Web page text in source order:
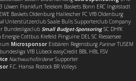
Löwen Frankfurt Telekom Baskets Bonn ERC Ingolstadt
Baskets Oldenburg Hallescher FC VfB Oldenburg
Unterstützerclub Saale Bulls Supporterclub Company
Bundesligaclub Small Budget-SponsoringSC DHfK
Energie Cottbus Krefeld Pinguine DEL SC Riessersee
MicrosponsorEisbären Regensburg PartnerTUSEM
VfB Lübeck easyCredit BBL HBL FSV
NachwuchsfördererSupporter
F.C. Hansa Rostock BR Volleys